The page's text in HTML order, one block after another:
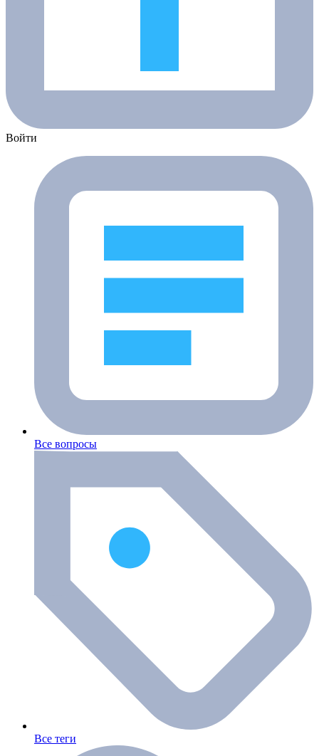
Войти
Все вопросы
Все теги